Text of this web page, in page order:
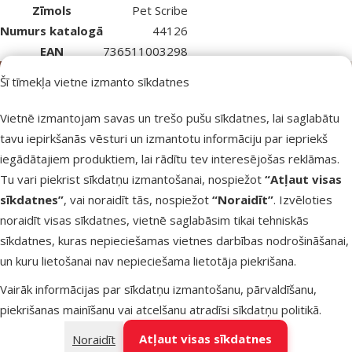
Šī tīmekļa vietne izmanto sīkdatnes
Vietnē izmantojam savas un trešo pušu sīkdatnes, lai saglabātu
tavu iepirkšanās vēsturi un izmantotu informāciju par iepriekš
iegādātajiem produktiem, lai rādītu tev interesējošas reklāmas.
Tu vari piekrist sīkdatņu izmantošanai, nospiežot “Atļaut visas
sīkdatnes”, vai noraidīt tās, nospiežot “Noraidīt”. Izvēloties
noraidīt visas sīkdatnes, vietnē saglabāsim tikai tehniskās
sīkdatnes, kuras nepieciešamas vietnes darbības nodrošināšanai,
un kuru lietošanai nav nepieciešama lietotāja piekrišana.
Vairāk informācijas par sīkdatņu izmantošanu, pārvaldīšanu,
piekrišanas mainīšanu vai atcelšanu atradīsi sīkdatņu politikā.
Noraidīt
Atļaut visas sīkdatnes
Zīmols
Pet Scribe
Numurs katalogā
44126
EAN
736511003298